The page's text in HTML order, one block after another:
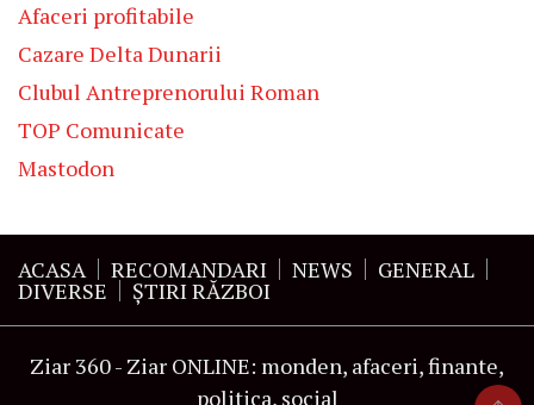
Afaceri profitabile
Cazare Delta Dunarii
Clubul Antreprenorului Roman
TOP Comunicate
Mastodon
ACASA RECOMANDARI NEWS GENERAL
DIVERSE ŞTIRI RĂZBOI
Ziar 360 - Ziar ONLINE: monden, afaceri, finante,
politica, social